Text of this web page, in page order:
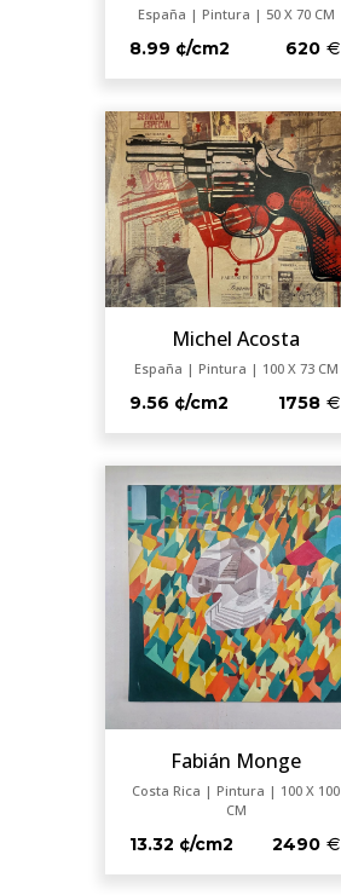
España | Pintura | 50 X 70 CM
8.99 ¢/cm2 620
Michel Acosta
España | Pintura | 100 X 73 CM
9.56 ¢/cm2 1758
Fabián Monge
Costa Rica | Pintura | 100 X 100
CM
13.32 ¢/cm2 2490